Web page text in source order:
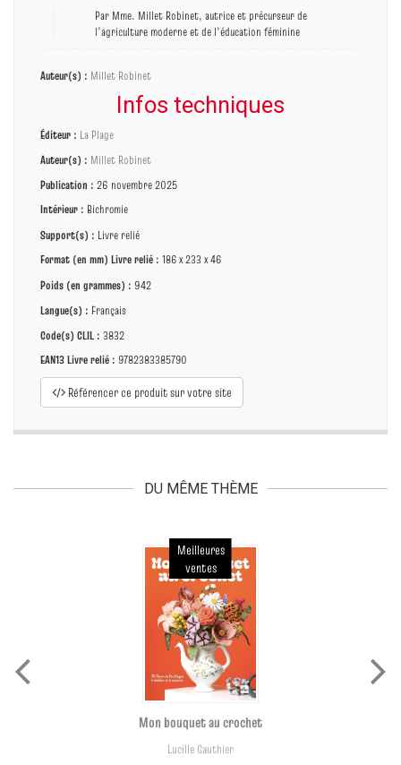
Par Mme. Millet Robinet, autrice et précurseur de
l’agriculture moderne et de l’éducation féminine
Auteur(s) : Millet Robinet
Infos techniques
Éditeur : La Plage
Auteur(s) : Millet Robinet
Publication : 26 novembre 2025
Intérieur : Bichromie
Support(s) : Livre relié
Format (en mm) Livre relié : 186 x 233 x 46
Poids (en grammes) : 942
Langue(s) : Français
Code(s) CLIL : 3832
EAN13 Livre relié : 9782383385790
Référencer ce produit sur votre site
DU MÊME THÈME
Meilleures
ventes
Mon bouquet au crochet
Lucille Gauthier